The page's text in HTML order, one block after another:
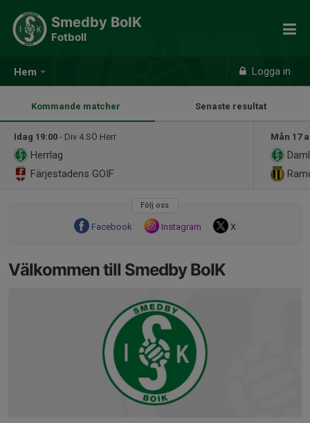
Hem Logga in
Smedby BoIK
Fotboll
Kommande matcher Senaste resultat
Idag 19:00 - Div 4 SÖ Herr
Herrlag
Färjestadens GOIF
Mån 17
Följ oss
Facebook Instagram X
Välkommen till Smedby BoIK